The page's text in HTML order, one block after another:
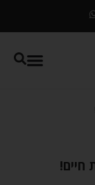
חיים!